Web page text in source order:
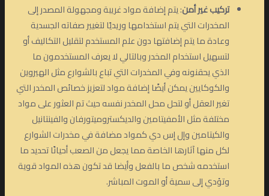
تركيب غير أمن: يتم إضافة مواد غريبة ومجهولة المصدر إلى
المخدرات التي يتم استخدامها وريديًا لتغيير صفاته الجسدية
وعادة ما يتم إضافتها دون علم المستخدم لتقليل التكاليف أو
لتسهيل استخدام المخدر وبالتالي لا يعرف المستخدمون ما
الذي يحقنونه وفي المخدرات التي تباع بالشوارع مثل الهيروين
والكوكايين يمكن أيضًا إضافة مواد لتعزيز خصائص المخدر التي
تغير العقل أو لتحل محل المخدر نفسه حيث تم العثور على مواد
مختلفة مثل الأمفيتامين والديكستروميتورفان والفينتانيل
والكيتامين وإل إس دي كمواد مضافة في مخدرات الشوارع
لكل منها آثارها الخاصة مما يجعل من الصعب أحيانًا تحديد ما
استخدمه شخص ما بالفعل وأيضا قد تكون هذه المواد قوية
وتؤدي إلى سمية أو الموت المباشر.